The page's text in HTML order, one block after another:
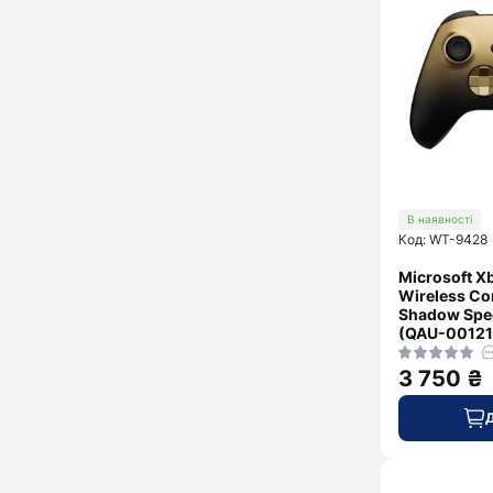
В наявності
Код: WT-9428
Microsoft
Wireless
Shadow
(QAU-
3 750 ₴